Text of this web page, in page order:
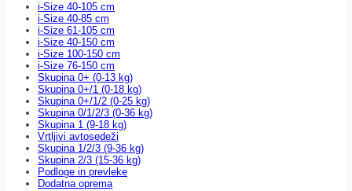
i-Size 40-105 cm
i-Size 40-85 cm
i-Size 61-105 cm
i-Size 40-150 cm
i-Size 100-150 cm
i-Size 76-150 cm
Skupina 0+ (0-13 kg)
Skupina 0+/1 (0-18 kg)
Skupina 0+/1/2 (0-25 kg)
Skupina 0/1/2/3 (0-36 kg)
Skupina 1 (9-18 kg)
Vrtljivi avtosedeži
Skupina 1/2/3 (9-36 kg)
Skupina 2/3 (15-36 kg)
Podloge in prevleke
Dodatna oprema